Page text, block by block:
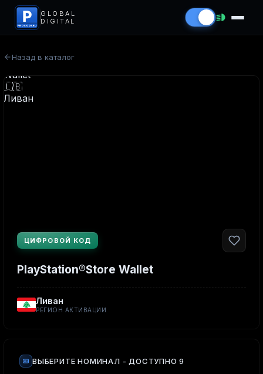
P
PROCODS.RU
GLOBAL
DIGITAL
Назад в каталог
ЦИФРОВОЙ КОД
PlayStation®Store Wallet
Ливан
РЕГИОН АКТИВАЦИИ
ВЫБЕРИТЕ НОМИНАЛ - ДОСТУПНО 9